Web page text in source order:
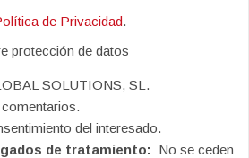
de Privacidad.
protección de datos
SOLUTIONS, SL.
del interesado.
de tratamiento: No se ceden